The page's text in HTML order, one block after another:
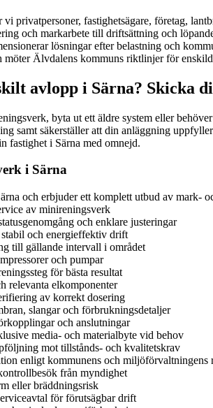
privatpersoner, fastighetsägare, företag,
och markarbete till driftsättning och
lösningar efter belastning och
Älvdalens kommuns riktlinjer för
avlopp i Särna? Skicka
byta ut ett äldre system eller
samt säkerställer att din anläggning
fastighet i Särna med omnejd.
i Särna
och erbjuder ett komplett utbud av mark-
av minireningsverk
och enklare justeringar
och energieffektiv drift
till gällande intervall i området
och pumpar
för bästa resultat
relevanta elkomponenter
av korrekt dosering
slangar och förbrukningsdetaljer
och anslutningar
media- och materialbyte vid behov
mot tillstånds- och kvalitetskrav
enligt kommunens och miljöförvaltningens
från myndighet
eller bräddningsrisk
för förutsägbar drift